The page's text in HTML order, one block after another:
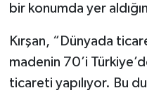
bir konumda yer
Kırşan, “Dünyada
madenin 70’i
ticareti yapılıyor. Bu
Magazin